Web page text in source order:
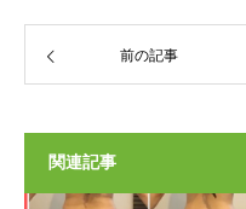
前の記事
関連記事